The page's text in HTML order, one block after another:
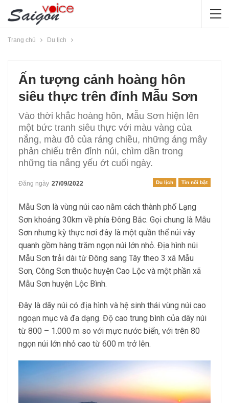
Trang chủ Du lịch
Ấn tượng cảnh hoàng hôn
siêu thực trên đỉnh Mẫu Sơn
Vào thời khắc hoàng hôn, Mẫu Sơn hiện lên
một bức tranh siêu thực với màu vàng của
nắng, màu đỏ của ráng chiều, những áng mây
phản chiếu trên đỉnh núi, chìm dần trong
những tia nắng yếu ớt cuối ngày.
Du lịch Tin nổi bật
Đăng ngày 27/09/2022
Mẫu Sơn là vùng núi cao nằm cách thành phố Lạng
Sơn khoảng 30km về phía Đông Bắc. Gọi chung là Mẫu
Sơn nhưng kỳ thực nơi đây là một quần thể núi vây
quanh gồm hàng trăm ngọn núi lớn nhỏ. Địa hình núi
Mẫu Sơn trải dài từ Đông sang Tây theo 3 xã Mẫu
Sơn, Công Sơn thuộc huyện Cao Lộc và một phần xã
Mẫu Sơn huyện Lộc Bình.
Đây là dãy núi có địa hình và hệ sinh thái vùng núi cao
ngoạn mục và đa dạng. Độ cao trung bình của dãy núi
từ 800 – 1.000 m so với mực nước biển, với trên 80
ngọn núi lớn nhỏ cao từ 600 m trở lên.